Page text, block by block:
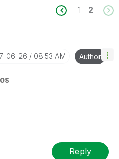
1 2
06-26 08:53 AM Author
Reply